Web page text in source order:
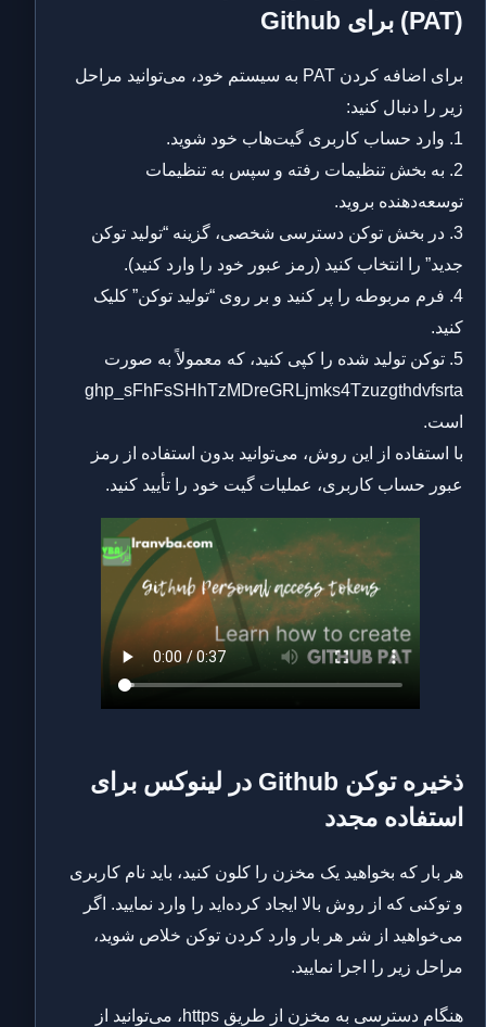
(PAT) برای Github
برای اضافه کردن PAT به سیستم خود، می‌توانید مراحل
زیر را دنبال کنید:
1. وارد حساب کاربری گیت‌هاب خود شوید.
2. به بخش تنظیمات رفته و سپس به تنظیمات
توسعه‌دهنده بروید.
3. در بخش توکن دسترسی شخصی، گزینه “تولید توکن
جدید” را انتخاب کنید (رمز عبور خود را وارد کنید).
4. فرم مربوطه را پر کنید و بر روی “تولید توکن” کلیک
کنید.
5. توکن تولید شده را کپی کنید، که معمولاً به صورت
ghp_sFhFsSHhTzMDreGRLjmks4Tzuzgthdvfsrta
است.
با استفاده از این روش، می‌توانید بدون استفاده از رمز
عبور حساب کاربری، عملیات گیت خود را تأیید کنید.
ذخیره توکن Github در لینوکس برای
استفاده مجدد
هر بار که بخواهید یک مخزن را کلون کنید، باید نام کاربری
و توکنی که از روش بالا ایجاد کرده‌اید را وارد نمایید. اگر
می‌خواهید از شر هر بار وارد کردن توکن خلاص شوید،
مراحل زیر را اجرا نمایید.
هنگام دسترسی به مخزن از طریق https، می‌توانید از